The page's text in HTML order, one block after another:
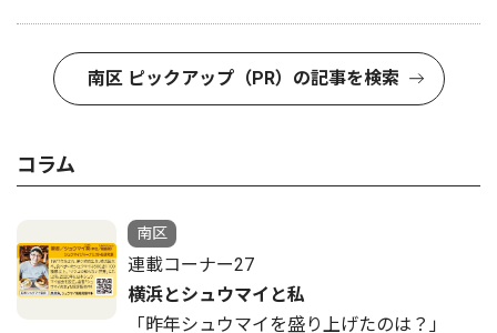
南区 ピックアップ（PR）の記事を検索
コラム
南区
連載コーナー27
横浜とシュウマイと私
「昨年シュウマイを盛り上げたのは？」